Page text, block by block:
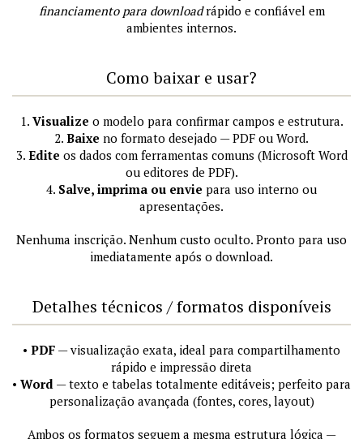
financiamento para downloadrápido e confiável em
ambientes internos.
Como baixar e usar?
1. Visualize o modelo para confirmar campos e estrutura.
2. Baixe no formato desejado — PDF ou Word.
3. Edite os dados com ferramentas comuns (Microsoft Word
ou editores de PDF).
4. Salve, imprima ou envie para uso interno ou
apresentações.
Nenhuma inscrição. Nenhum custo oculto. Pronto para uso
imediatamente após o download.
Detalhes técnicos / formatos disponíveis
• PDF — visualização exata, ideal para compartilhamento
rápido e impressão direta
• Word — texto e tabelas totalmente editáveis; perfeito para
personalização avançada (fontes, cores, layout)
Ambos os formatos seguem a mesma estrutura lógica —